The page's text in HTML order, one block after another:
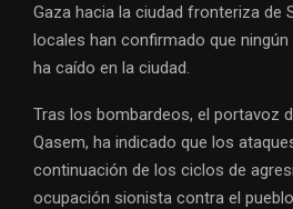
Gaza hacia la ciudad fronteriza de
locales han confirmado que
ha caído en la ciudad.
Tras los bombardeos, el portavoz
Qasem, ha indicado que los
continuación de los ciclos de
ocupación sionista contra el